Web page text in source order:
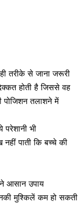
तरीके से जाना जरूरी
होती है जिससे वह
पोजिशन तलाशने में
भी
पाती कि बच्चे की
आसान उपाय
मुश्किलें कम हो सकती